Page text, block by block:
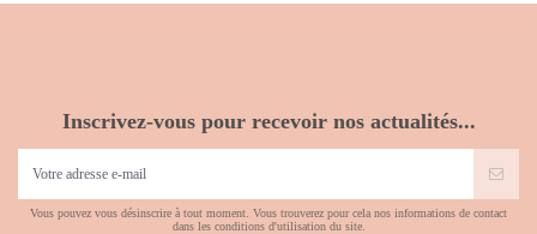
Inscrivez-vous pour recevoir nos actualités...
Vous pouvez vous désinscrire à tout moment. Vous trouverez pour cela nos informations de contact
dans les conditions d'utilisation du site.